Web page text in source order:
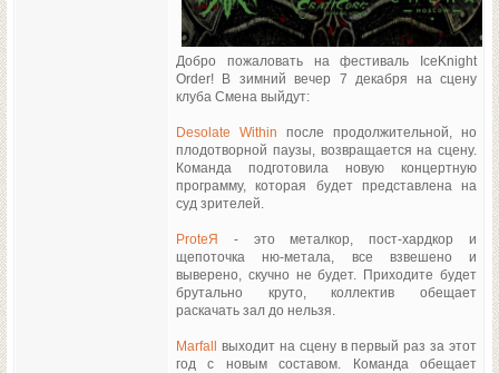
Добро пожаловать на фестиваль IceKnight
Order! В зимний вечер 7 декабря на сцену
клуба Смена выйдут:
Desolate Within после продолжительной, но
плодотворной паузы, возвращается на сцену.
Команда подготовила новую концертную
программу, которая будет представлена на
суд зрителей.
ProteЯ
- это металкор, пост-хардкор и
щепоточка ню-метала, все взвешено и
выверено, скучно не будет. Приходите будет
брутально круто, коллектив обещает
раскачать зал до нельзя.
Marfall
выходит на сцену в первый раз за этот
год c новым составом. Команда обещает